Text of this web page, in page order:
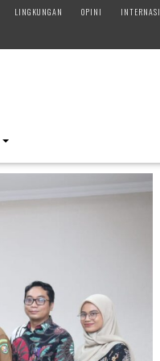
LINGKUNGAN OPINI